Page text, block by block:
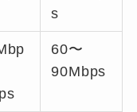
s
60〜
90Mbps